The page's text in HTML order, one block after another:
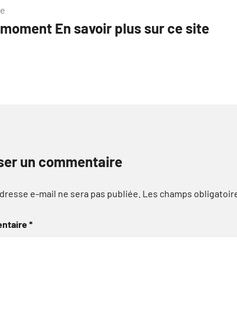
En savoir plus sur ce site
un commentaire
e-mail ne sera pas publiée. Les champs
*